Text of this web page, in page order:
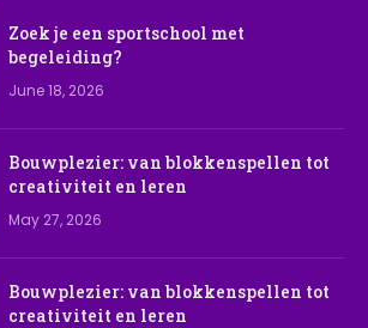
Zoek je een sportschool met
begeleiding?
June 18, 2026
Bouwplezier: van blokkenspellen tot
creativiteit en leren
May 27, 2026
Bouwplezier: van blokkenspellen tot
creativiteit en leren